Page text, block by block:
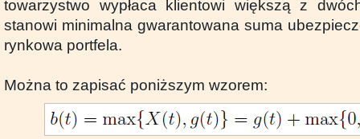
towarzystwo wypłaca klientowi większą z
stanowi minimalna gwarantowana suma
rynkowa portfela.
Można to zapisać poniższym wzorem: